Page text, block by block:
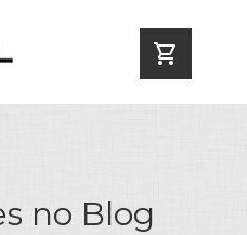
shopping_cart
no Blog